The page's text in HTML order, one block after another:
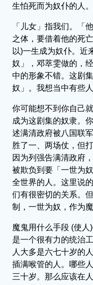
生怕死而为奴仆的人。
「儿女」指我们。「
之体，要借着他的死
以)一生成为奴仆。近
奴」，邓萃雯做的，
中的形象不错。这剧
奴」。我想当中有些
你可能想不到你自己
成为这剧集的奴隶。
述满清政府被八国联
胜了一、两场仗，但
因为列强告满清政府
被欺负到要「一世为
全世界的人。这里说
们有很密切的关系。
制，一世为奴，作为魔
魔鬼用什么手段 (使人
是一个很有力的统治
人大多是六七十岁的
插满喉管的人。哪些
三十岁。那么应该在